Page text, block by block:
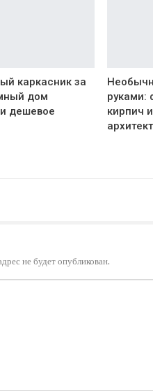
каркасник за
дом
дешевое
руками:
кирпич
не будет опубликован.